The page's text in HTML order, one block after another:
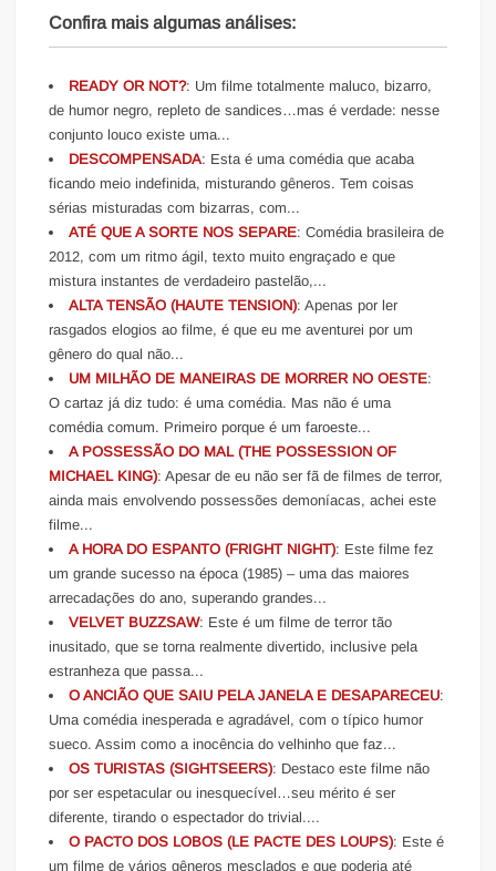
Confira mais algumas análises:
READY OR NOT?: Um filme totalmente maluco, bizarro,
de humor negro, repleto de sandices…mas é verdade: nesse
conjunto louco existe uma...
DESCOMPENSADA: Esta é uma comédia que acaba
ficando meio indefinida, misturando gêneros. Tem coisas
sérias misturadas com bizarras, com...
ATÉ QUE A SORTE NOS SEPARE: Comédia brasileira de
2012, com um ritmo ágil, texto muito engraçado e que
mistura instantes de verdadeiro pastelão,...
ALTA TENSÃO (HAUTE TENSION): Apenas por ler
rasgados elogios ao filme, é que eu me aventurei por um
gênero do qual não...
UM MILHÃO DE MANEIRAS DE MORRER NO OESTE:
O cartaz já diz tudo: é uma comédia. Mas não é uma
comédia comum. Primeiro porque é um faroeste...
A POSSESSÃO DO MAL (THE POSSESSION OF
MICHAEL KING): Apesar de eu não ser fã de filmes de terror,
ainda mais envolvendo possessões demoníacas, achei este
filme...
A HORA DO ESPANTO (FRIGHT NIGHT): Este filme fez
um grande sucesso na época (1985) – uma das maiores
arrecadações do ano, superando grandes...
VELVET BUZZSAW: Este é um filme de terror tão
inusitado, que se torna realmente divertido, inclusive pela
estranheza que passa...
O ANCIÃO QUE SAIU PELA JANELA E DESAPARECEU:
Uma comédia inesperada e agradável, com o típico humor
sueco. Assim como a inocência do velhinho que faz...
OS TURISTAS (SIGHTSEERS): Destaco este filme não
por ser espetacular ou inesquecível…seu mérito é ser
diferente, tirando o espectador do trivial....
O PACTO DOS LOBOS (LE PACTE DES LOUPS): Este é
um filme de vários gêneros mesclados e que poderia até